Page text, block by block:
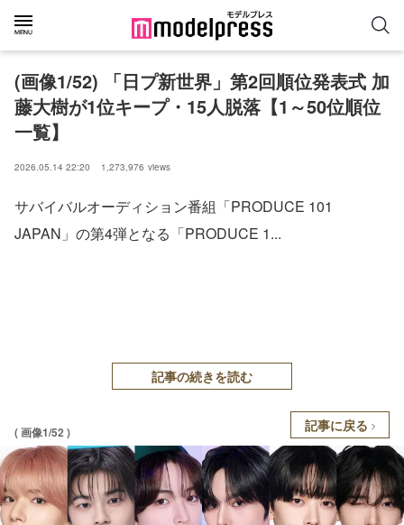
(画像1/52) 「日プ新世界」第2回順位発表式 加
藤大樹が1位キープ・15人脱落【1～50位順位
一覧】
2026.05.14 22:20 1,273,976 views
サバイバルオーディション番組「PRODUCE 101
JAPAN」の第4弾となる「PRODUCE 1...
記事の続きを読む
( 画像1/52 ) 記事に戻る